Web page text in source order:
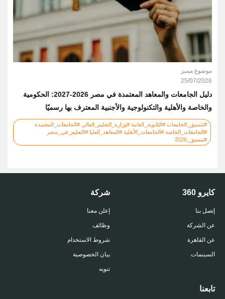
موضوع مميز
25/07/2026
دليل الجامعات والمعاهد المعتمدة في مصر 2026-2027: الحكومية
والخاصة والأهلية والتكنولوجية والأجنبية المعترف بها رسميًا
#تنسيق_الجامعات #الثانوية_العامة #وزارة_التعليم_العالي #الجامعات_المعتمدة
#الجامعات_الخاصة #الجامعات_الأهلية #المعاهد_العليا #التعليم_في_مصر
#تنسيق_2026
كايرو 360
إتصل بنا
عن الشركة
عن القاهرة
السينمات
شركة
إعلن معنا
وظائف
شروط الاستخدام
بيان الخصوصية
تنويه
تابعنا